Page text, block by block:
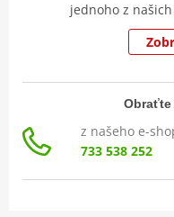
jednoho z našich
Obraťte
z našeho e-
733 538 252